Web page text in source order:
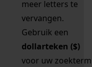
meer letters te
vervangen.
Gebruik een
dollarteken ($)
voor uw zoekterm